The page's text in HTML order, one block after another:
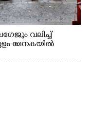
വലിച്ച്
മേനകയിൽ